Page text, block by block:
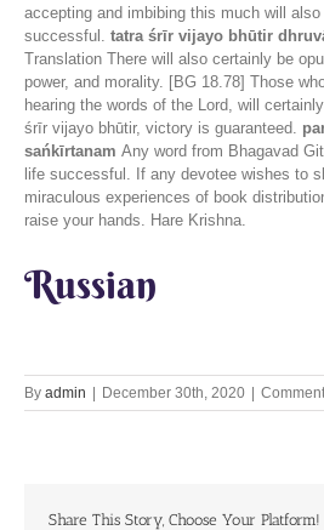
accepting and imbibing this much will
successful. tatra śrīr vijayo bhūtir
Translation There will also certainly be
power, and morality. [BG 18.78] Those
hearing the words of the Lord, will
śrīr vijayo bhūtir, victory is guaranteed.
sańkīrtanam Any word from Bhagavad
life successful. If any devotee wishes to
miraculous experiences of book
raise your hands. Hare Krishna.
Russian
By admin | December 30th, 2020 |
Share This Story, Choose Your Platform!